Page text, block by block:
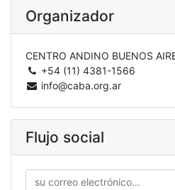
Organizador
CENTRO ANDINO BUENOS
+54 (11) 4381-1566
info@caba.org.ar
Flujo social